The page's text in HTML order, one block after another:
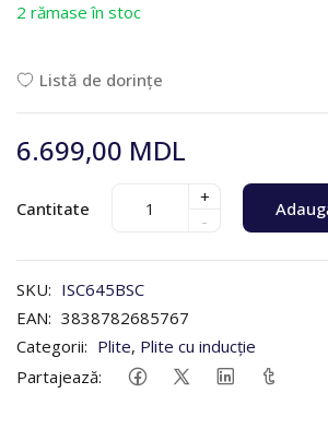
2 rămase în stoc
Listă de dorințe
6.699,00 MDL
Cantitate
+
-
SKU: ISC645BSC
EAN: 3838782685767
Categorii: Plite, Plite cu inducție
Partajează: